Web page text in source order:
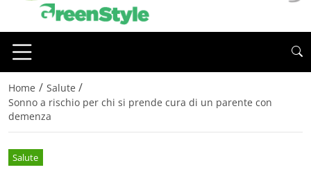
Home / Salute /
Sonno a rischio per chi si prende cura di un parente con
demenza
Salute